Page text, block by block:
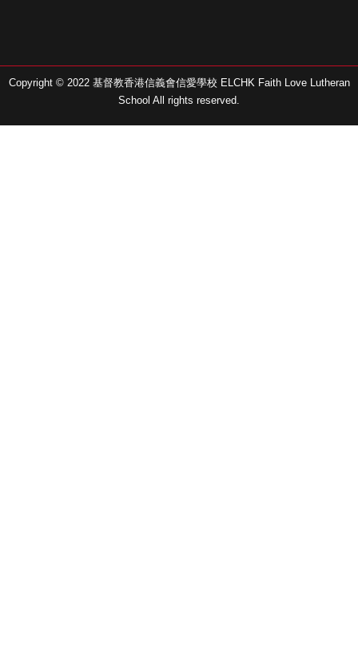
Copyright © 2022 基督教香港信義會信愛學校 ELCHK Faith Love Lutheran
School All rights reserved.